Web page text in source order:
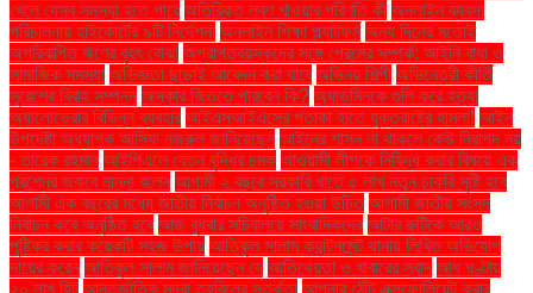
খেলে যেসব সমস্যা হতে পারে অতিরিক্ত লবণ খাওয়ার পরিণতি কী অনলাইন ব্যবসা
পরিচালনায় হাইকোর্টের ৯টি নির্দেশনা অনলাইন শিক্ষা প্ল্যাটফর্ম অন্য দিনের মতোই
অপরিকল্পিত ঋণের বৃহৎ বোঝা অপ্রাপ্তবয়স্কদের সঙ্গে প্রেমের সম্পর্ক: আইনি বাধা ও
সামাজিক সমস্যা অভিজ্ঞতা ছাড়াই আবেদন করা যাবে অভিনয় শিল্পী অভিনেত্রী কীর্তি
সুরেশের বিবাহ সম্পন্ন অস্কার জিততে পারবেন কি? অ্যাডমিনকে গুলি করে হত্যা
অ্যালোভেরার বিভিন্ন ব্যবহার আইএসআইএসের পতাকা হাতে যুক্তরাষ্ট্রে হামলা! আইন
উপদেষ্টা অধ্যাপক আসিফ নজরুল জানিয়েছেন আইনের শাসন না থাকলে কেউ নিরাপদ নয়
- তারেক রহমান আইপিএলে বেতন বৃদ্ধির চমক আওয়ামী লীগকে নিষিদ্ধ করার বিষয়ে এক
প্রশ্নের জবাবে মান্না বলেন আগামী ২ বছরে সরকারি খাতে ৫ লাখ নতুন চাকরি সৃষ্টি হবে
আগামী এক বছরের মধ্যে জাতীয় নির্বাচন অনুষ্ঠিত হওয়া উচিত আগামী জাতীয় সংসদ
নির্বাচন কবে অনুষ্ঠিত হবে আজ বুধবার সচিবালয়ে সাংবাদিকদের আটার রুটিকে আরও
পুষ্টিকর করার কয়েকটি সহজ উপায় আতিকুল সালাম ক্যান্টনমেন্ট থানায় লিখিত অভিযোগ
দায়ের করেন আতিকুল সালাম জানিয়েছেন যে আতিথেয়তা ও খাবারের স্বাদ আধ ঘণ্টায়
২০ লাখ হিট আন্তর্জাতিক মুদ্রা তহবিলের সতর্কতা আপনার ঠোঁট এক্সফোলিয়েট করার